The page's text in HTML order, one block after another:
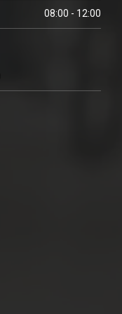
08:00 - 12:00